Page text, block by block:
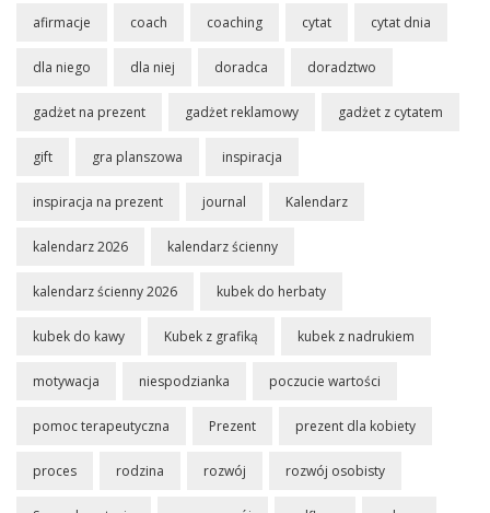
afirmacje coach coaching cytat cytat dnia
dla niego dla niej doradca doradztwo
gadżet na prezent gadżet reklamowy gadżet z cytatem
gift gra planszowa inspiracja
inspiracja na prezent journal Kalendarz
kalendarz 2026 kalendarz ścienny
kalendarz ścienny 2026 kubek do herbaty
kubek do kawy Kubek z grafiką kubek z nadrukiem
motywacja niespodzianka poczucie wartości
pomoc terapeutyczna Prezent prezent dla kobiety
proces rodzina rozwój rozwój osobisty